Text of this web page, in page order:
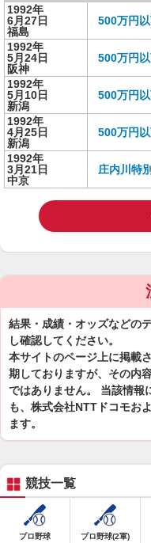
1992年
6月27日
福島
500万円
1992年
5月24日
阪神
500万円
1992年
5月10日
新潟
500万円
1992年
4月25日
新潟
500万円
1992年
3月21日
中京
庄内川特別
結果・成績・オッズなどの
し確認してください。
本サイトのページ上に掲載
期しておりますが、その内
ではありません。 当該情報
も、株式会社NTTドコモお
ます。
競技一覧
プロ野球 プロ野球(2軍)